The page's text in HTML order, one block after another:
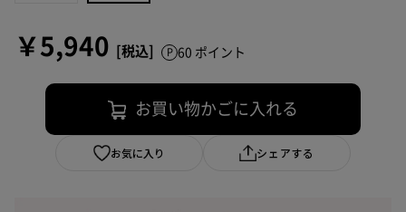
￥5,940 60 ポイント
お買い物かごに入れる
お気に入り シェアする